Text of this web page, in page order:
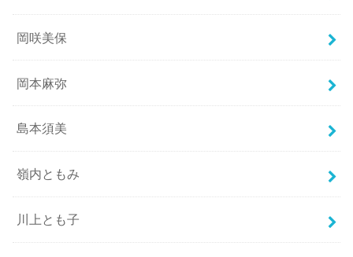
岡咲美保
岡本麻弥
島本須美
嶺内ともみ
川上とも子